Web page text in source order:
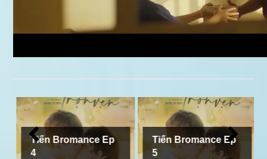
Tiến Bromance Ep
4
Tiến Bromance Ep
5